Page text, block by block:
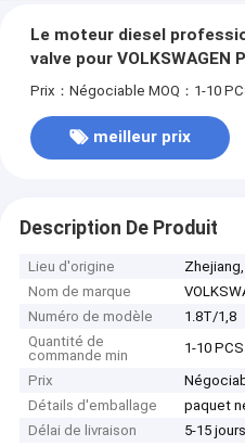
Le moteur diesel
valve pour VOLKSWAGEN
Prix：Négociable MOQ：1-10
meilleur prix
Description De Produit
Lieu d'origine
Nom de marque
Numéro de modèle
1.8T/1,8
Quantité de
commande min
1-10 PCS
Prix
Détails d'emballage
paquet
Délai de livraison
5-15 jours